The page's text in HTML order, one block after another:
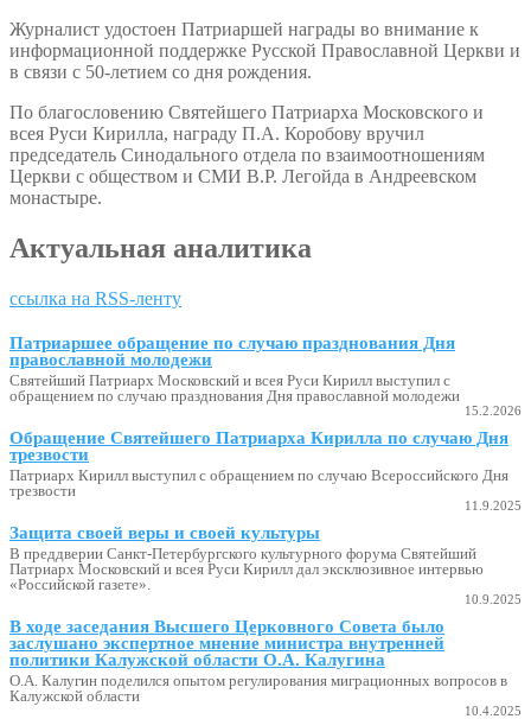
Журналист удостоен Патриаршей награды во внимание к
информационной поддержке Русской Православной Церкви и
в связи с 50-летием со дня рождения.
По благословению Святейшего Патриарха Московского и
всея Руси Кирилла, награду П.А. Коробову вручил
председатель Синодального отдела по взаимоотношениям
Церкви с обществом и СМИ В.Р. Легойда в Андреевском
монастыре.
Актуальная аналитика
ссылка на RSS-ленту
Патриаршее обращение по случаю празднования Дня
православной молодежи
Святейший Патриарх Московский и всея Руси Кирилл выступил с
обращением по случаю празднования Дня православной молодежи
15.2.2026
Обращение Святейшего Патриарха Кирилла по случаю Дня
трезвости
Патриарх Кирилл выступил с обращением по случаю Всероссийского Дня
трезвости
11.9.2025
Защита своей веры и своей культуры
В преддверии Санкт-Петербургского культурного форума Святейший
Патриарх Московский и всея Руси Кирилл дал эксклюзивное интервью
«Российской газете».
10.9.2025
В ходе заседания Высшего Церковного Совета было
заслушано экспертное мнение министра внутренней
политики Калужской области О.А. Калугина
О.А. Калугин поделился опытом регулирования миграционных вопросов в
Калужской области
10.4.2025